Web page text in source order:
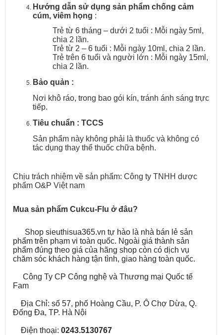
Hướng dẫn sử dụng sản phẩm chống cảm
cúm, viêm họng :
Trẻ từ 6 tháng – dưới 2 tuổi : Mỗi ngày 5ml,
chia 2 lần.
Trẻ từ 2 – 6 tuổi : Mỗi ngày 10ml, chia 2 lần.
Trẻ trên 6 tuổi và người lớn : Mỗi ngày 15ml,
chia 2 lần.
Bảo quản :
Nơi khô ráo, trong bao gói kín, tránh ánh sáng trực
tiếp.
Tiêu chuẩn : TCCS
Sản phẩm này không phải là thuốc và không có
tác dụng thay thể thuốc chữa bệnh.
Chịu trách nhiệm về sản phẩm: Công ty TNHH dược
phẩm O&P Việt nam
Mua sản phẩm Cukcu-Flu ở đâu?
Shop sieuthisua365.vn tự hào là nhà bán lẻ sản
phẩm trên phạm vi toàn quốc. Ngoài giá thành sản
phẩm đúng theo giá của hãng shop còn có dịch vụ
chăm sóc khách hàng tận tình, giao hàng toàn quốc.
Công Ty CP Công nghệ và Thương mại Quốc tế
Fam
Địa Chỉ: số 57, phố Hoàng Cầu, P. Ô Chợ Dừa, Q.
Đống Đa, TP. Hà Nội
Điện thoại: 0243.5130767